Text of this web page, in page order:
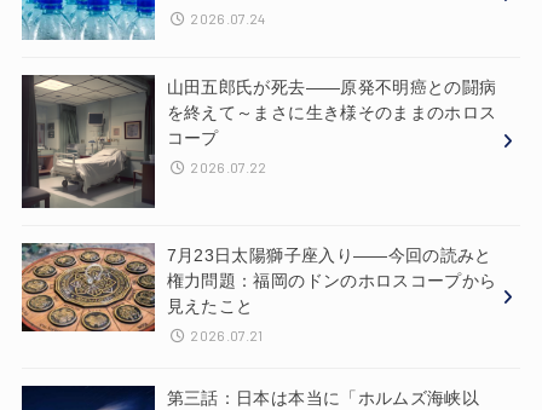
2026.07.24
山田五郎氏が死去——原発不明癌との闘病
を終えて～まさに生き様そのままのホロス
コープ
2026.07.22
7月23日太陽獅子座入り——今回の読みと
権力問題：福岡のドンのホロスコープから
見えたこと
2026.07.21
第三話：日本は本当に「ホルムズ海峡以